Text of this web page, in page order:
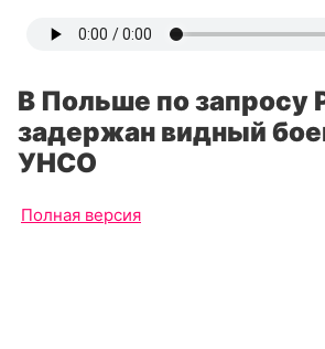
В Польше по запросу
задержан видный
УНСО
Полная версия